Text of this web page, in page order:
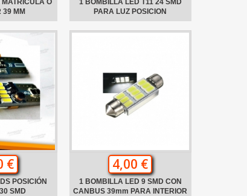
39 MM
PARA LUZ POSICION
€
POSICIÓN
SMD
4,00 €
1 BOMBILLA LED 9 SMD CON
CANBUS 39mm PARA INTERIOR